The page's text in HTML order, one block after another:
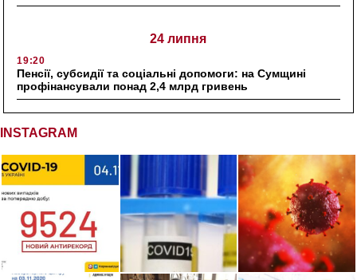
24 липня
19:20
Пенсії, субсидії та соціальні допомоги: на Сумщині
профінансували понад 2,4 млрд гривень
INSTAGRAM